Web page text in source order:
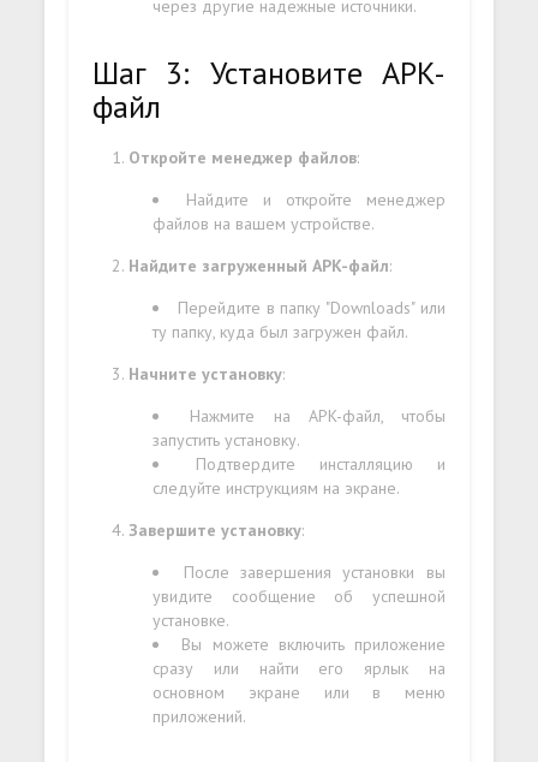
через другие надежные источники.
Шаг 3: Установите APK-
файл
Откройте менеджер файлов:
Найдите и откройте менеджер
файлов на вашем устройстве.
Найдите загруженный APK-файл:
Перейдите в папку "Downloads" или
ту папку, куда был загружен файл.
Начните установку:
Нажмите на APK-файл, чтобы
запустить установку.
Подтвердите инсталляцию и
следуйте инструкциям на экране.
Завершите установку:
После завершения установки вы
увидите сообщение об успешной
установке.
Вы можете включить приложение
сразу или найти его ярлык на
основном экране или в меню
приложений.